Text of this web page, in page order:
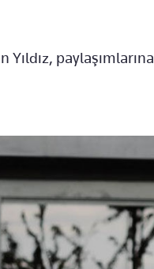
paylaşımlarına